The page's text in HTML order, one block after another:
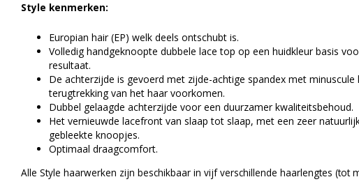
Style kenmerken:
Europian hair (EP) welk deels ontschubt is.
Volledig handgeknoopte dubbele lace top op een huidkleur basis
resultaat.
De achterzijde is gevoerd met zijde-achtige spandex met
terugtrekking van het haar voorkomen.
Dubbel gelaagde achterzijde voor een duurzamer kwaliteitsbehoud.
Het vernieuwde lacefront van slaap tot slaap, met een zeer
gebleekte knoopjes.
Optimaal draagcomfort.
Alle Style haarwerken zijn beschikbaar in vijf verschillende haarlengtes (tot